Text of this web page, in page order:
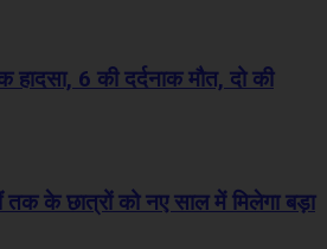
6 की दर्दनाक मौत, दो की
के छात्रों को नए साल में मिलेगा बड़ा